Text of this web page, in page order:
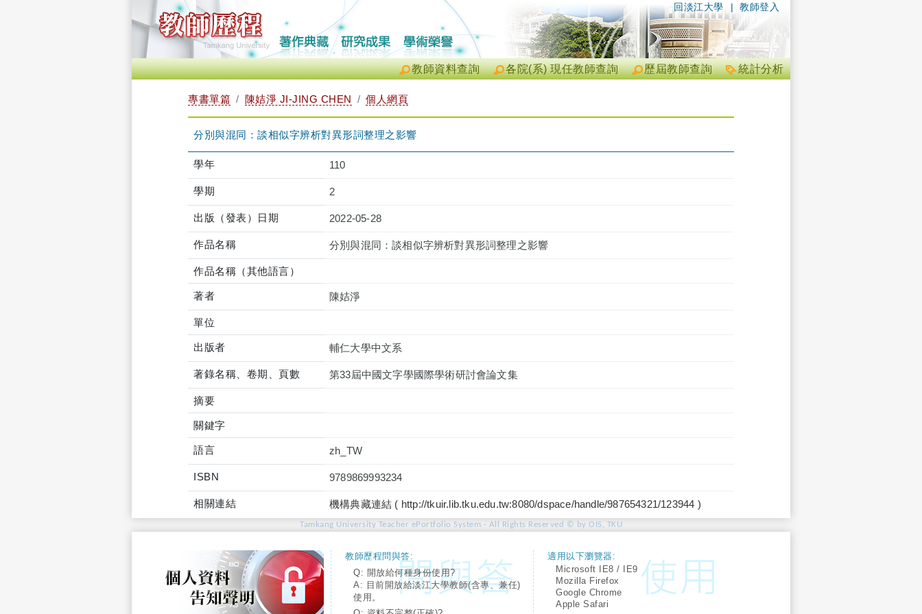
| 教師登入
回淡江大學
統計分析
歷屆教師查詢
各院(系) 現任教師查詢
教師資料查詢
專書單篇 陳姞淨 JI-JING CHEN 個人網頁
分別與混同：談相似字辨析對異形詞整理之影響
學年 110
學期 2
出版（發表）日期 2022-05-28
作品名稱 分別與混同：談相似字辨析對異形詞整理之影響
作品名稱（其他語言）
著者 陳姞淨
單位
出版者 輔仁大學中文系
著錄名稱、卷期、頁數 第33屆中國文字學國際學術研討會論文集
摘要
關鍵字
語言 zh_TW
ISBN 9789869993234
相關連結 機構典藏連結 ( http://tkuir.lib.tku.edu.tw:8080/dspace/handle/987654321/123944 )
Tamkang University Teacher ePortfolio System - All Rights Reserved © by OIS, TKU
教師歷程問與答:
Q: 開放給何種身份使用?
A: 目前開放給淡江大學教師(含專、兼任)
使用。
適用以下瀏覽器:
Microsoft IE8 / IE9
Mozilla Firefox
Google Chrome
Apple Safari